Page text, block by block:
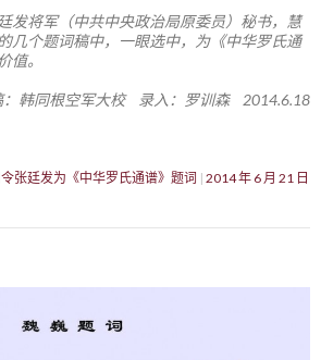
发将军（中共中央政治局原委员）秘书，慧
几个题词稿中，一眼选中，为《中华罗氏通
值。
：韩同根空军大校 录入：罗训森 2014.6.18
张廷发为《中华罗氏通谱》题词 2014 年 6 月 21 日